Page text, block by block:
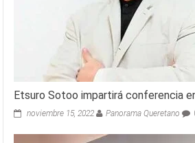
Etsuro Sotoo impartirá conferencia
noviembre 15, 2022 Panorama Queretano